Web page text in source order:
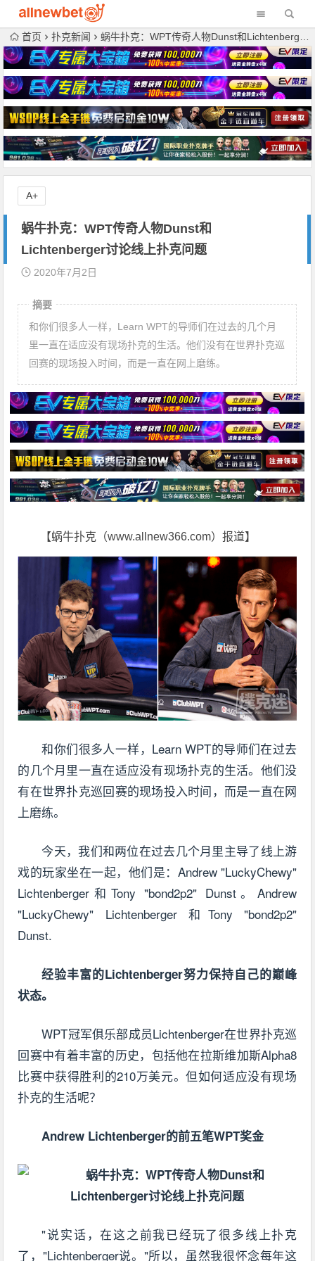
首页 扑克新闻 蜗牛扑克：WPT传奇人物Dunst和Lichtenberger讨论线上扑克问题
蜗牛扑克：WPT传奇人物Dunst和
Lichtenberger讨论线上扑克问题
2020年7月2日
摘要
和你们很多人一样，Learn WPT的导师们在过去的几个月
里一直在适应没有现场扑克的生活。他们没有在世界扑克巡
回赛的现场投入时间，而是一直在网上磨练。
【蜗牛扑克（www.allnew366.com）报道】
和你们很多人一样，Learn WPT的导师们在过去
的几个月里一直在适应没有现场扑克的生活。他们没
有在世界扑克巡回赛的现场投入时间，而是一直在网
上磨练。
今天，我们和两位在过去几个月里主导了线上游
戏的玩家坐在一起，他们是：Andrew "LuckyChewy"
Lichtenberger和Tony "bond2p2" Dunst。Andrew
"LuckyChewy" Lichtenberger 和Tony "bond2p2"
Dunst.
经验丰富的Lichtenberger努力保持自己的巅峰
状态。
WPT冠军俱乐部成员Lichtenberger在世界扑克巡
回赛中有着丰富的历史，包括他在拉斯维加斯Alpha8
比赛中获得胜利的210万美元。但如何适应没有现场
扑克的生活呢？
Andrew Lichtenberger的前五笔WPT奖金
"说实话，在这之前我已经玩了很多线上扑克
了，"Lichtenberger说。"所以，虽然我很怀念每年这
A+